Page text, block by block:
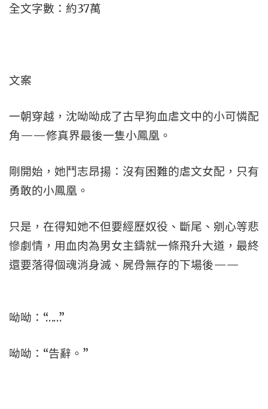
全文字數：約37萬
文案
一朝穿越，沈呦呦成了古早狗血虐文中的小可憐配
角——修真界最後一隻小鳳凰。
剛開始，她鬥志昂揚：沒有困難的虐文女配，只有
勇敢的小鳳凰。
只是，在得知她不但要經歷奴役、斷尾、剜心等悲
慘劇情，用血肉為男女主鑄就一條飛升大道，最終
還要落得個魂消身滅、屍骨無存的下場後——
呦呦：“……”
呦呦：“告辭。”